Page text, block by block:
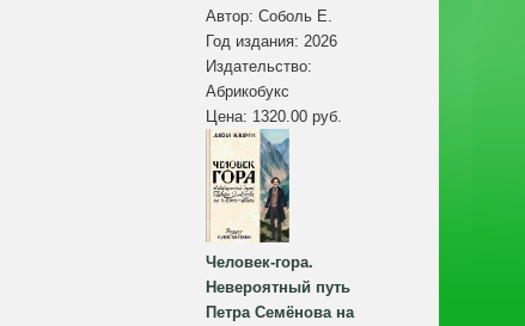
Автор: Соболь Е.
Год издания: 2026
Издательство:
Абрикобукс
Цена: 1320.00 руб.
Человек-гора.
Невероятный путь
Петра Семёнова на